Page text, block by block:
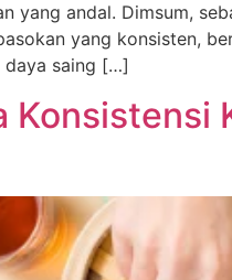
yang andal. Dimsum,
yang konsisten,
daya saing […]
Konsistensi